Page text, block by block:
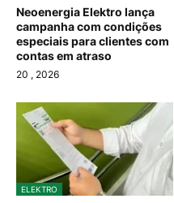
Neoenergia Elektro lança
campanha com condições
especiais para clientes com
contas em atraso
20 , 2026
ELEKTRO